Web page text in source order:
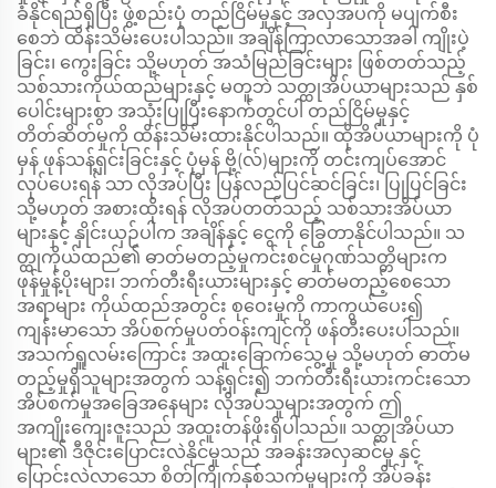
ခံနိုင်ရည်ရှိပြီး ဖွဲ့စည်းပုံ တည်ငြိမ်မှုနှင့် အလှအပကို မပျက်စီး
စေဘဲ ထိန်းသိမ်းပေးပါသည်။ အချိန်ကြာလာသောအခါ ကျိုးပဲ့
ခြင်း၊ ကွေးခြင်း သို့မဟုတ် အသံမြည်ခြင်းများ ဖြစ်တတ်သည့်
သစ်သားကိုယ်ထည်များနှင့် မတူဘဲ သတ္ထုအိပ်ယာများသည် နှစ်
ပေါင်းများစွာ အသုံးပြုပြီးနောက်တွင်ပါ တည်ငြိမ်မှုနှင့်
တိတ်ဆိတ်မှုကို ထိန်းသိမ်းထားနိုင်ပါသည်။ ထိုအိပ်ယာများကို ပုံ
မှန် ဖုန်သန့်ရှင်းခြင်းနှင့် ပုံမှန် ဗို့(လ်)များကို တင်းကျပ်အောင်
လုပ်ပေးရန် သာ လိုအပ်ပြီး ပြန်လည်ပြင်ဆင်ခြင်း၊ ပြုပြင်ခြင်း
သို့မဟုတ် အစားထိုးရန် လိုအပ်တတ်သည့် သစ်သားအိပ်ယာ
များနှင့် နှိုင်းယှဉ်ပါက အချိန်နှင့် ငွေကို ခြွေတာနိုင်ပါသည်။ သ
တ္ထုကိုယ်ထည်၏ ဓာတ်မတည့်မှုကင်းစင်မှုဂုဏ်သတ္တိများက
ဖုန်မှုန့်ပိုးများ၊ ဘက်တီးရီးယားများနှင့် ဓာတ်မတည့်စေသော
အရာများ ကိုယ်ထည်အတွင်း စုဝေးမှုကို ကာကွယ်ပေး၍
ကျန်းမာသော အိပ်စက်မှုပတ်ဝန်းကျင်ကို ဖန်တီးပေးပါသည်။
အသက်ရှူလမ်းကြောင်း အထူးခြောက်သွေ့မှု သို့မဟုတ် ဓာတ်မ
တည့်မှုရှိသူများအတွက် သန့်ရှင်း၍ ဘက်တီးရီးယားကင်းသော
အိပ်စက်မှုအခြေအနေများ လိုအပ်သူများအတွက် ဤ
အကျိုးကျေးဇူးသည် အထူးတန်ဖိုးရှိပါသည်။ သတ္ထုအိပ်ယာ
များ၏ ဒီဇိုင်းပြောင်းလဲနိုင်မှုသည် အခန်းအလှဆင်မှု နှင့်
ပြောင်းလဲလာသော စိတ်ကြိုက်နှစ်သက်မှုများကို အိပ်ခန်း